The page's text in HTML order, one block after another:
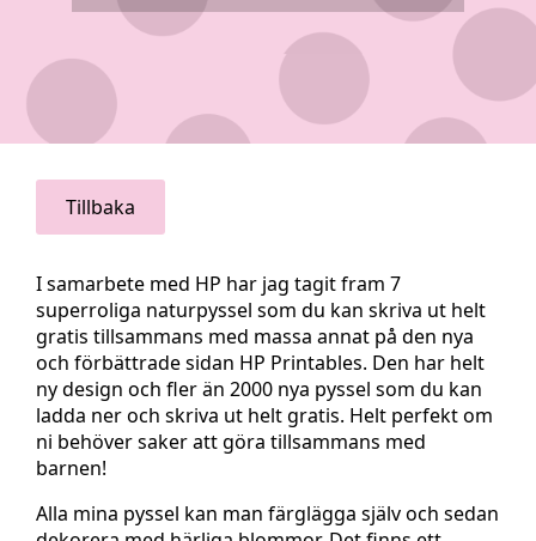
Tillbaka
I samarbete med HP har jag tagit fram 7
superroliga naturpyssel som du kan skriva ut helt
gratis tillsammans med massa annat på den nya
och förbättrade sidan HP Printables. Den har helt
ny design och fler än 2000 nya pyssel som du kan
ladda ner och skriva ut helt gratis. Helt perfekt om
ni behöver saker att göra tillsammans med
barnen!
Alla mina pyssel kan man färglägga själv och sedan